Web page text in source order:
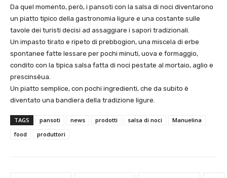
Da quel momento, però, i pansoti con la salsa di noci diventarono
un piatto tipico della gastronomia ligure e una costante sulle
tavole dei turisti decisi ad assaggiare i sapori tradizionali.
Un impasto tirato e ripeto di prebbogion, una miscela di erbe
spontanee fatte lessare per pochi minuti, uova e formaggio,
condito con la tipica salsa fatta di noci pestate al mortaio, aglio e
prescinsêua.
Un piatto semplice, con pochi ingredienti, che da subito è
diventato una bandiera della tradizione ligure.
TAGS pansoti news prodotti salsa di noci
Manuelina
food
produttori